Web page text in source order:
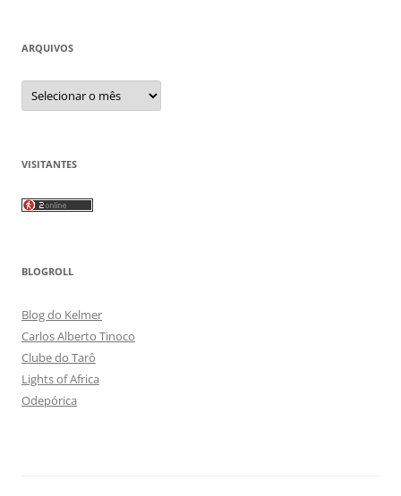
ARQUIVOS
Arquivos
VISITANTES
BLOGROLL
Blog do Kelmer
Carlos Alberto Tinoco
Clube do Tarô
Lights of Africa
Odepórica